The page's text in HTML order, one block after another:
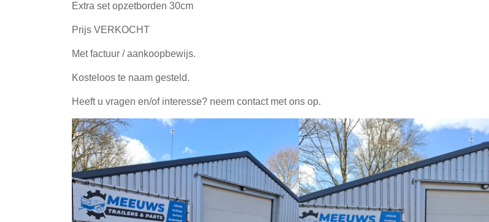
Extra set opzetborden 30cm
Prijs VERKOCHT
Met factuur / aankoopbewijs.
Kosteloos te naam gesteld.
Heeft u vragen en/of interesse? neem contact met ons op.